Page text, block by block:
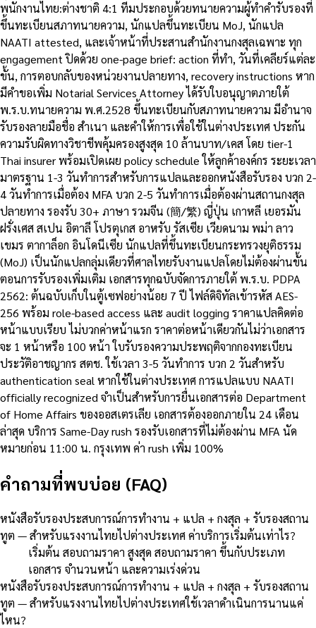
พนักงานไทย:ต่างชาติ 4:1 ทีมประกอบด้วยทนายความผู้ทำคำรับรองที่
ขึ้นทะเบียนสภาทนายความ, นักแปลขึ้นทะเบียน MoJ, นักแปล
NAATI attested, และเจ้าหน้าที่ประสานสำนักงานกงสุลเฉพาะ ทุก
engagement ปิดด้วย one-page brief: action ที่ทำ, วันที่เคลียร์แต่ละ
ขั้น, การตอบกลับของหน่วยงานปลายทาง, recovery instructions หาก
มีคำขอเพิ่ม Notarial Services Attorney ได้รับใบอนุญาตภายใต้
พ.ร.บ.ทนายความ พ.ศ.2528 ขึ้นทะเบียนกับสภาทนายความ มีอำนาจ
รับรองลายมือชื่อ สำเนา และคำให้การเพื่อใช้ในต่างประเทศ ประกัน
ความรับผิดทางวิชาชีพคุ้มครองสูงสุด 10 ล้านบาท/เคส โดย tier-1
Thai insurer พร้อมเปิดเผย policy schedule ให้ลูกค้าองค์กร ระยะเวลา
มาตรฐาน 1-3 วันทำการสำหรับการแปลและออกหนังสือรับรอง บวก 2-
4 วันทำการเมื่อต้อง MFA บวก 2-5 วันทำการเมื่อต้องผ่านสถานกงสุล
ปลายทาง รองรับ 30+ ภาษา รวมจีน (簡/繁) ญี่ปุ่น เกาหลี เยอรมัน
ฝรั่งเศส สเปน อิตาลี โปรตุเกส อาหรับ รัสเซีย เวียดนาม พม่า ลาว
เขมร ตากาล็อก อินโดนีเซีย นักแปลที่ขึ้นทะเบียนกระทรวงยุติธรรม
(MoJ) เป็นนักแปลกลุ่มเดียวที่ศาลไทยรับงานแปลโดยไม่ต้องผ่านขั้น
ตอนการรับรองเพิ่มเติม เอกสารทุกฉบับจัดการภายใต้ พ.ร.บ. PDPA
2562: ต้นฉบับเก็บในตู้เซฟอย่างน้อย 7 ปี ไฟล์ดิจิทัลเข้ารหัส AES-
256 พร้อม role-based access และ audit logging ราคาแปลคิดต่อ
หน้าแบบเรียบ ไม่บวกค่าหน้าแรก ราคาต่อหน้าเดียวกันไม่ว่าเอกสาร
จะ 1 หน้าหรือ 100 หน้า ใบรับรองความประพฤติจากกองทะเบียน
ประวัติอาชญากร สตช. ใช้เวลา 3-5 วันทำการ บวก 2 วันสำหรับ
authentication seal หากใช้ในต่างประเทศ การแปลแบบ NAATI
officially recognized จำเป็นสำหรับการยื่นเอกสารต่อ Department
of Home Affairs ของออสเตรเลีย เอกสารต้องออกภายใน 24 เดือน
ล่าสุด บริการ Same-Day rush รองรับเอกสารที่ไม่ต้องผ่าน MFA นัด
หมายก่อน 11:00 น. กรุงเทพ ค่า rush เพิ่ม 100%
คำถามที่พบบ่อย (FAQ)
หนังสือรับรองประสบการณ์การทำงาน + แปล + กงสุล + รับรองสถาน
ทูต — สำหรับแรงงานไทยไปต่างประเทศ ค่าบริการเริ่มต้นเท่าไร?
เริ่มต้น สอบถามราคา สูงสุด สอบถามราคา ขึ้นกับประเภท
เอกสาร จำนวนหน้า และความเร่งด่วน
หนังสือรับรองประสบการณ์การทำงาน + แปล + กงสุล + รับรองสถาน
ทูต — สำหรับแรงงานไทยไปต่างประเทศใช้เวลาดำเนินการนานแค่
ไหน?